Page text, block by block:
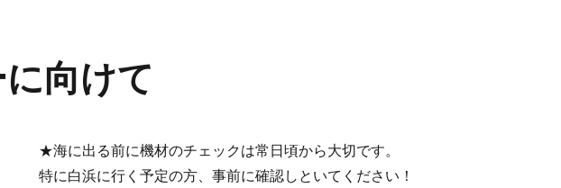
向けて
★海に出る前に機材のチェックは常日頃から大切です。
特に白浜に行く予定の方、事前に確認しといてください！